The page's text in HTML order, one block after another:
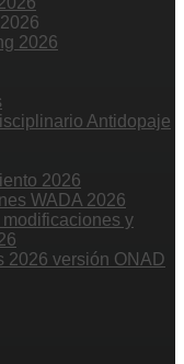
2026
Antidopaje
2026
WADA 2026
y
2026 versión ONAD